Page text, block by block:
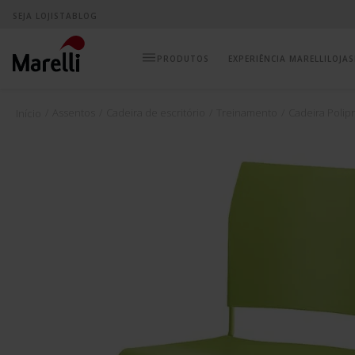
SEJA LOJISTA BLOG
EXPERIÊNCIA MARELLI LOJAS